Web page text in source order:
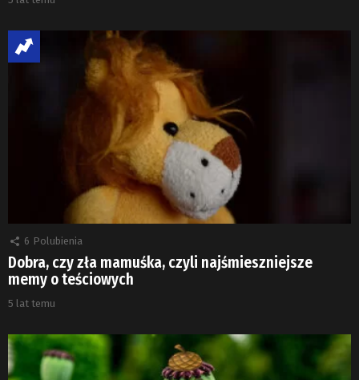
6 Polubienia
Dobra, czy zła mamuśka, czyli najśmieszniejsze
memy o teściowych
5 lat temu